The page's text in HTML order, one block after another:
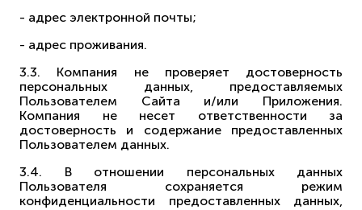
- адрес электронной почты;
- адрес проживания.
3.3. Компания не проверяет достоверность
персональных данных, предоставляемых
Пользователем Сайта и/или Приложения.
Компания не несет ответственности за
достоверность и содержание предоставленных
Пользователем данных.
3.4. В отношении персональных данных
Пользователя сохраняется режим
конфиденциальности предоставленных данных,